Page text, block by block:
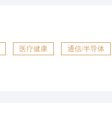
医疗健康 通信/半导体